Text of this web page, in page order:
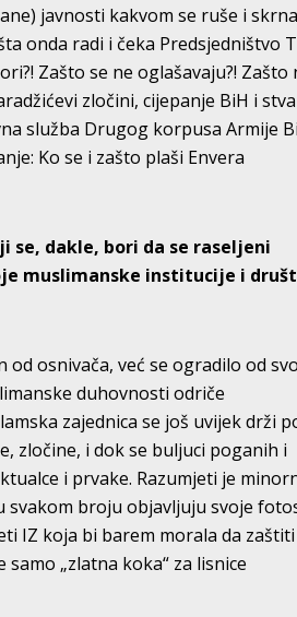
javnosti kakvom se ruše i
onda radi i čeka Predsjedništvo
Zašto se ne oglašavaju?! Zašto
zločini, cijepanje BiH i
služba Drugog korpusa Armije
Ko se i zašto plaši Envera
se, dakle, bori da se raseljeni
muslimanske institucije i
osnivača, već se ogradilo od
duhovnosti odriče
zajednica se još uvijek drži
zločine, i dok se buljuci poganih i
i prvake. Razumjeti je
broju objavljuju svoje
IZ koja bi barem morala da zaštiti
„zlatna koka“ za lisnice